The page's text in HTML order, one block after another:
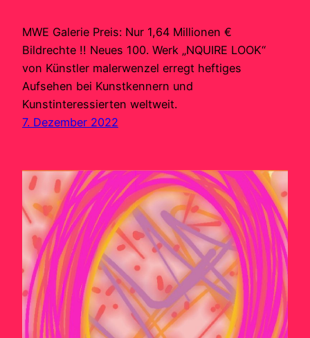
MWE Galerie Preis: Nur 1,64 Millionen €
Bildrechte !! Neues 100. Werk „NQUIRE LOOK“
von Künstler malerwenzel erregt heftiges
Aufsehen bei Kunstkennern und
Kunstinteressierten weltweit.
7. Dezember 2022